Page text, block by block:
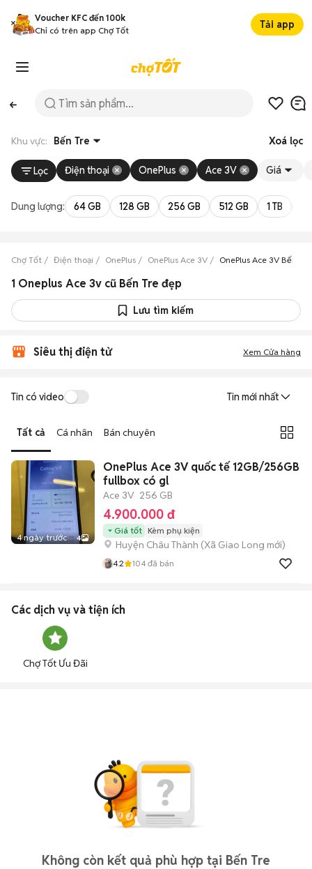
Voucher KFC đến 100k
Chỉ có trên app Chợ Tốt
Tải app
Khu vực: Bến Tre Xoá lọc
Lọc Điện thoại OnePlus Ace 3V Giá
Dung lượng: 64 GB 128 GB 256 GB 512 GB 1 TB
Chợ Tốt Điện thoại OnePlus OnePlus Ace 3V OnePlus Ace 3V Bến Tre
1 Oneplus Ace 3v cũ Bến Tre đẹp
Lưu tìm kiếm
Siêu thị điện tử Xem Cửa hàng
Tin có video Tin mới nhất
Tất cả Cá nhân Bán chuyên
4 ngày trước 4
OnePlus Ace 3V quốc tế 12GB/256GB
fullbox có gl
Ace 3V 256 GB
4.900.000 đ
Giá tốt Kèm phụ kiện
Huyện Châu Thành (Xã Giao Long mới)
4.2 104 đã bán
Các dịch vụ và tiện ích
Chợ Tốt Ưu Đãi
Không còn kết quả phù hợp tại Bến Tre